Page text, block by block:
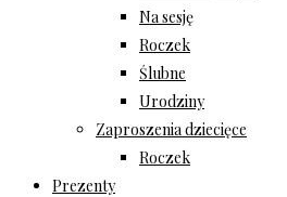
Na sesję
Roczek
Ślubne
Urodziny
Zaproszenia dziecięce
Roczek
Prezenty